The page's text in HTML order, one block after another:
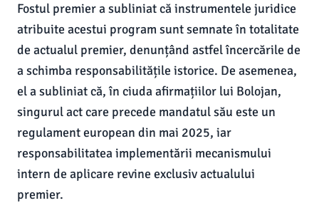
Fostul premier a subliniat că instrumentele juridice
atribuite acestui program sunt semnate în totalitate
de actualul premier, denunțând astfel încercările de
a schimba responsabilitățile istorice. De asemenea,
el a subliniat că, în ciuda afirmațiilor lui Bolojan,
singurul act care precede mandatul său este un
regulament european din mai 2025, iar
responsabilitatea implementării mecanismului
intern de aplicare revine exclusiv actualului
premier.